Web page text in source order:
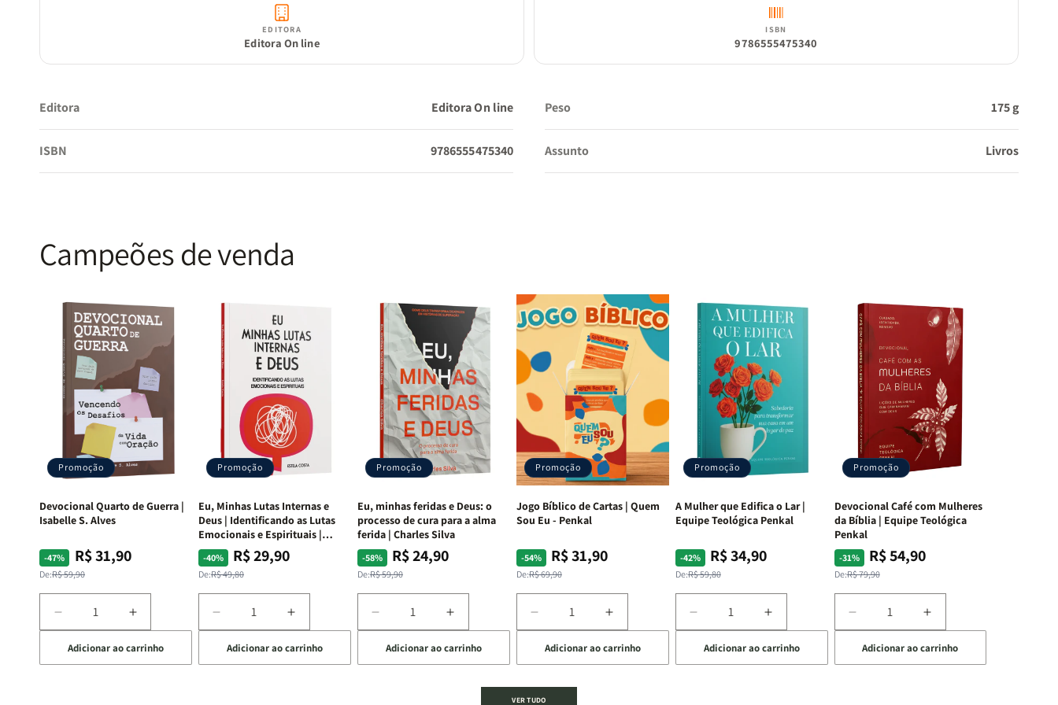
EDITORA
Editora On line
ISBN
9786555475340
Editora Editora On line Peso 175 g
ISBN 9786555475340 Assunto Livros
Campeões de venda
Promoção
Devocional Quarto de Guerra |
Isabelle S. Alves
-47%
Preço
normal
De:R$ 59,90
Preço
promocional
R$ 31,90
Diminuir
a
quantidade
de
Aumentar
a
quantidade
de
Adicionar ao carrinho
Promoção
Eu, Minhas Lutas Internas e
Deus | Identificando as Lutas
Emocionais e Espirituais |
Estela Costa
-40%
Preço
normal
De:R$ 49,80
Preço
promocional
R$ 29,90
Diminuir
a
quantidade
de
Aumentar
a
quantidade
de
Adicionar ao carrinho
Promoção
Eu, minhas feridas e Deus: o
processo de cura para a alma
ferida | Charles Silva
-58%
Preço
normal
De:R$ 59,90
Preço
promocional
R$ 24,90
Diminuir
a
quantidade
de
Aumentar
a
quantidade
de
Adicionar ao carrinho
Promoção
Jogo Bíblico de Cartas | Quem
Sou Eu - Penkal
-54%
Preço
normal
De:R$ 69,90
Preço
promocional
R$ 31,90
Diminuir
a
quantidade
de
Jogo
Bíblico
Aumentar
a
quantidade
de
Adicionar ao carrinho
Promoção
A Mulher que Edifica o Lar |
Equipe Teológica Penkal
-42%
Preço
normal
De:R$ 59,80
Preço
promocional
R$ 34,90
Diminuir
a
quantidade
de
Aumentar
a
quantidade
de
Adicionar ao carrinho
Promoção
Devocional Café com Mulheres
da Bíblia | Equipe Teológica
Penkal
-31%
Preço
normal
De:R$ 79,90
Preço
promocional
R$ 54,90
Diminuir
a
quantidade
de
Aumentar
a
quantidade
de
Adicionar ao carrinho
VER TUDO